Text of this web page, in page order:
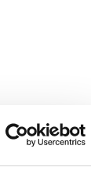
en
leveren
minimale